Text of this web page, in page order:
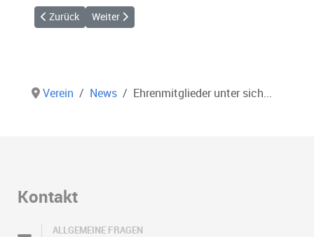
Vorheriger Beitrag: Vortag von Armin Harich war ein voller
Zurück Nächster Beitrag: Kein Traumwetter aber
Weiter
Verein News Ehrenmitglieder unter sich...
Kontakt
ALLGEMEINE FRAGEN